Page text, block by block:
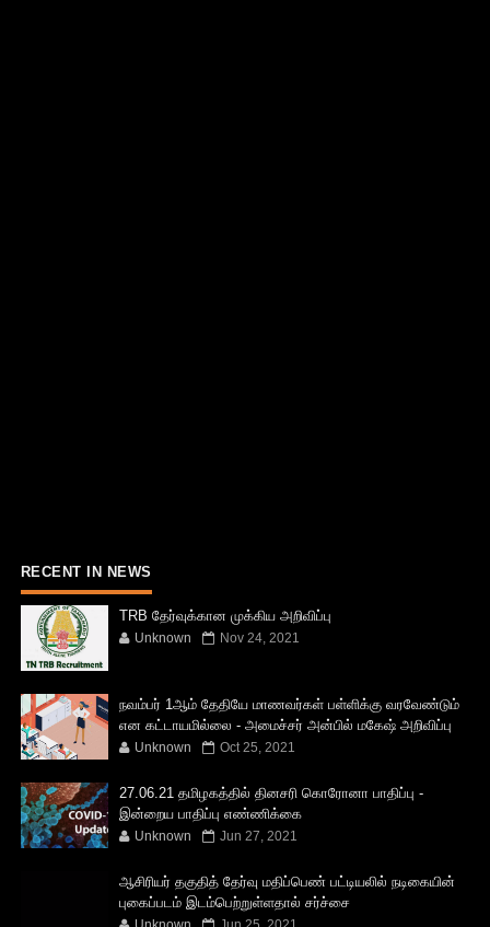
RECENT IN NEWS
TRB தேர்வுக்கான முக்கிய அறிவிப்பு
Unknown Nov 24, 2021
நவம்பர் 1ஆம் தேதியே மாணவர்கள் பள்ளிக்கு வரவேண்டும்
என கட்டாயமில்லை - அமைச்சர் அன்பில் மகேஷ் அறிவிப்பு
Unknown Oct 25, 2021
27.06.21 தமிழகத்தில் தினசரி கொரோனா பாதிப்பு -
இன்றைய பாதிப்பு எண்ணிக்கை
Unknown Jun 27, 2021
ஆசிரியர் தகுதித் தேர்வு மதிப்பெண் பட்டியலில் நடிகையின்
புகைப்படம் இடம்பெற்றுள்ளதால் சர்ச்சை